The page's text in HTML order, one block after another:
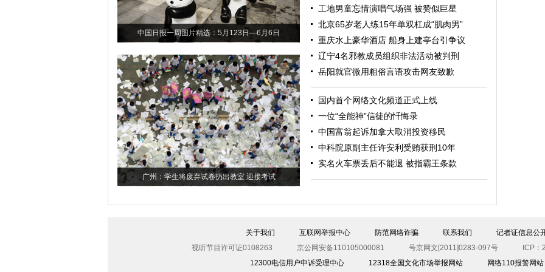
中国日报一周图片精选：5月123日—6月6日
广州：学生将废弃试卷扔出教室 迎接考试
工地男童忘情演唱气场强 被赞似巨星
北京65岁老人练15年单双杠成“肌肉男”
重庆水上豪华酒店 船身上建亭台引争议
辽宁4名邪教成员组织非法活动被判刑
岳阳就官微用粗俗言语攻击网友致歉
国内首个网络文化频道正式上线
一位“全能神”信徒的忏悔录
中国富翁起诉加拿大取消投资移民
中科院原副主任许安利受贿获刑10年
实名火车票丢后不能退 被指霸王条款
关于我们 互联网举报中心 防范网络诈骗 联系我们
记者证信息公
视听节目许可证0108263
京公网安备110105000081 号京网文[2011]0283-097号
ICP
12300电信用户申诉受理中心
12318全国文化市场举报网站 网络110报警网站